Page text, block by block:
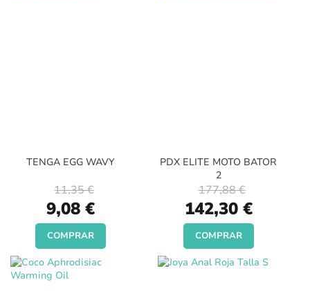
TENGA EGG WAVY
Special
Price
9,08 €
11,35 €
COMPRAR
PDX ELITE MOTO BATOR
2
Special
Price
142,30 €
177,88 €
COMPRAR